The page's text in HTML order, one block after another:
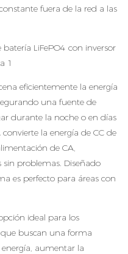
fuera de la red a las
eficientemente la energía
una fuente de
durante la noche o en días
la energía de CC de
de CA,
problemas. Diseñado
es perfecto para áreas con
ideal para los
buscan una forma
aumentar la